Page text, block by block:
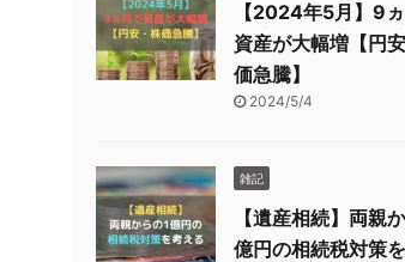
【2024年5月】9
資産が大幅増【円
価急騰】
2024/5/4
雑記
【遺産相続】両親
億円の相続税対策